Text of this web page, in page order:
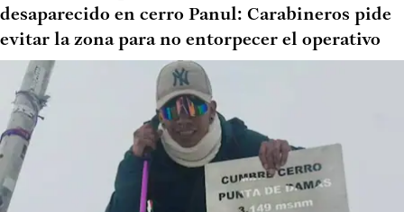
desaparecido en cerro Panul: Carabineros pide
evitar la zona para no entorpecer el operativo